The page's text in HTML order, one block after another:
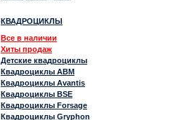
КВАДРОЦИКЛЫ
Все в наличии
Хиты продаж
Детские квадроциклы
Квадроциклы ABM
Квадроциклы Avantis
Квадроциклы BSE
Квадроциклы Forsage
Квадроциклы Gryphon